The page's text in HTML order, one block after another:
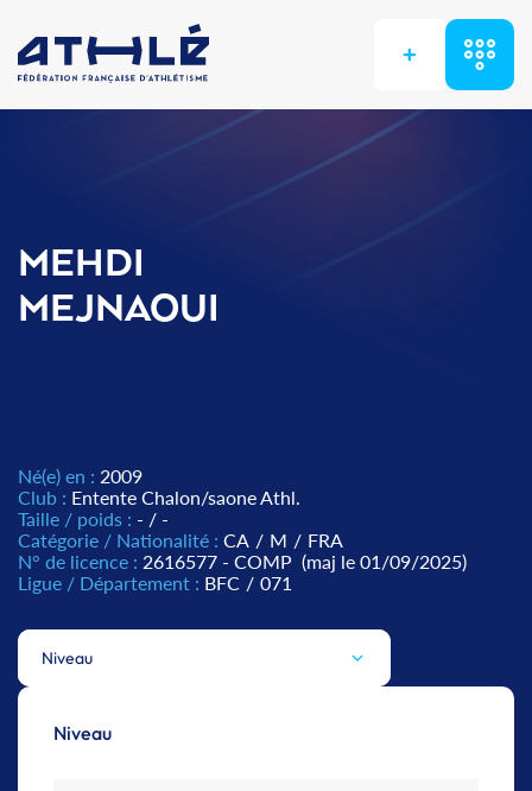
+
MEHDI
MEJNAOUI
Né(e) en : 2009
Club : Entente Chalon/saone Athl.
Taille / poids : - / -
Catégorie / Nationalité : CA / M / FRA
N° de licence : 2616577 - COMP (maj le 01/09/2025)
Ligue / Département : BFC / 071
Niveau
Niveau